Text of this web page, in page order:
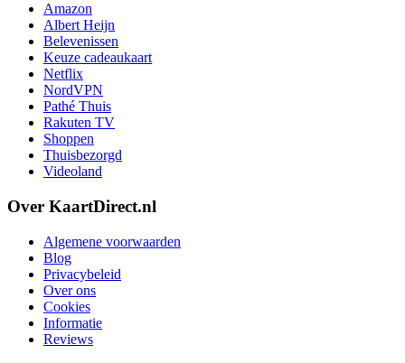
Amazon
Albert Heijn
Belevenissen
Keuze cadeaukaart
Netflix
NordVPN
Pathé Thuis
Rakuten TV
Shoppen
Thuisbezorgd
Videoland
Over KaartDirect.nl
Algemene voorwaarden
Blog
Privacybeleid
Over ons
Cookies
Informatie
Reviews